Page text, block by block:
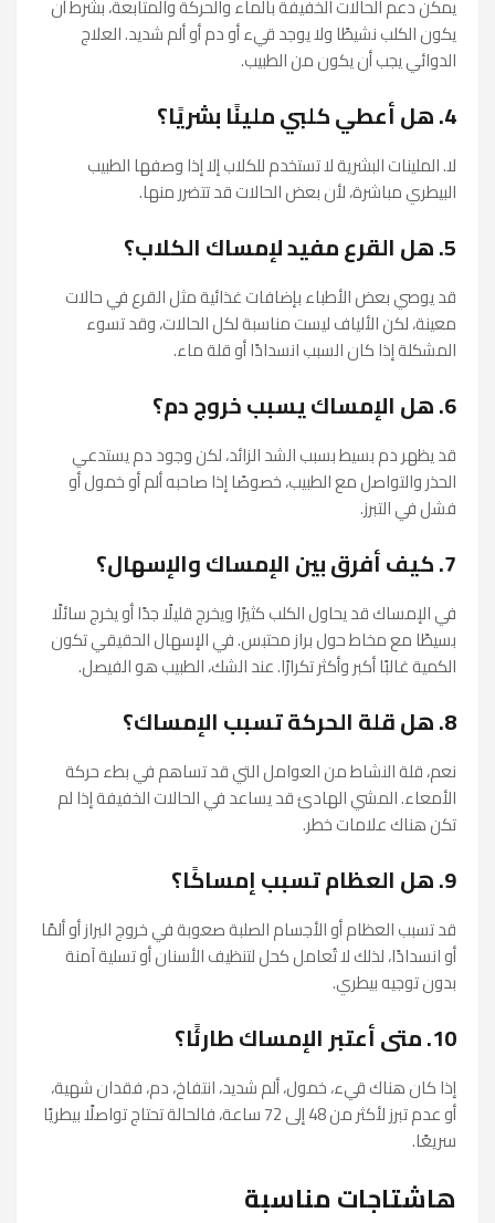
يمكن دعم الحالات الخفيفة بالماء والحركة والمتابعة، بشرط أن
يكون الكلب نشيطًا ولا يوجد قيء أو دم أو ألم شديد. العلاج
الدوائي يجب أن يكون من الطبيب.
4. هل أعطي كلبي ملينًا بشريًا؟
لا. الملينات البشرية لا تستخدم للكلاب إلا إذا وصفها الطبيب
البيطري مباشرة، لأن بعض الحالات قد تتضرر منها.
5. هل القرع مفيد لإمساك الكلاب؟
قد يوصي بعض الأطباء بإضافات غذائية مثل القرع في حالات
معينة، لكن الألياف ليست مناسبة لكل الحالات، وقد تسوء
المشكلة إذا كان السبب انسدادًا أو قلة ماء.
6. هل الإمساك يسبب خروج دم؟
قد يظهر دم بسيط بسبب الشد الزائد، لكن وجود دم يستدعي
الحذر والتواصل مع الطبيب، خصوصًا إذا صاحبه ألم أو خمول أو
فشل في التبرز.
7. كيف أفرق بين الإمساك والإسهال؟
في الإمساك قد يحاول الكلب كثيرًا ويخرج قليلًا جدًا أو يخرج سائلًا
بسيطًا مع مخاط حول براز محتبس. في الإسهال الحقيقي تكون
الكمية غالبًا أكبر وأكثر تكرارًا. عند الشك، الطبيب هو الفيصل.
8. هل قلة الحركة تسبب الإمساك؟
نعم، قلة النشاط من العوامل التي قد تساهم في بطء حركة
الأمعاء. المشي الهادئ قد يساعد في الحالات الخفيفة إذا لم
تكن هناك علامات خطر.
9. هل العظام تسبب إمساكًا؟
قد تسبب العظام أو الأجسام الصلبة صعوبة في خروج البراز أو ألمًا
أو انسدادًا، لذلك لا تُعامل كحل لتنظيف الأسنان أو تسلية آمنة
بدون توجيه بيطري.
10. متى أعتبر الإمساك طارئًا؟
إذا كان هناك قيء، خمول، ألم شديد، انتفاخ، دم، فقدان شهية،
أو عدم تبرز لأكثر من 48 إلى 72 ساعة، فالحالة تحتاج تواصلًا بيطريًا
سريعًا.
هاشتاجات مناسبة